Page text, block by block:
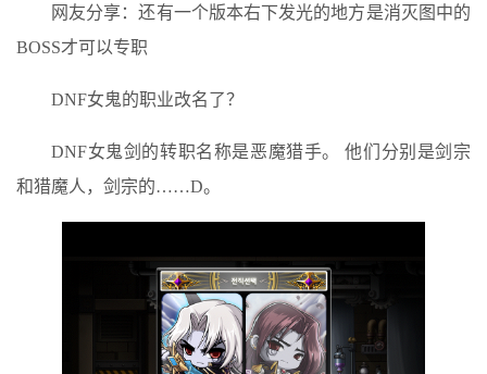
网友分享：还有一个版本右下发光的地方是消灭图中的
BOSS才可以专职
DNF女鬼的职业改名了？
DNF女鬼剑的转职名称是恶魔猎手。 他们分别是剑宗
和猎魔人，剑宗的……D。